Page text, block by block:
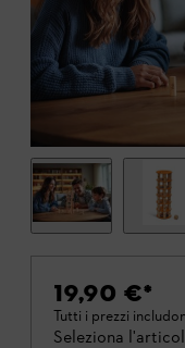
19,90 €*
Tutti i prezzi
Seleziona